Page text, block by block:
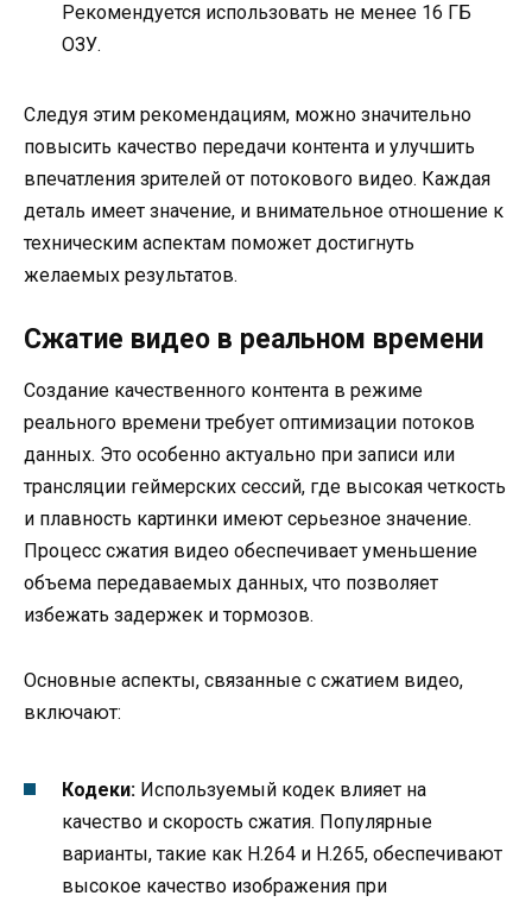
Рекомендуется использовать не менее 16 ГБ
ОЗУ.
Следуя этим рекомендациям, можно значительно
повысить качество передачи контента и улучшить
впечатления зрителей от потокового видео. Каждая
деталь имеет значение, и внимательное отношение к
техническим аспектам поможет достигнуть
желаемых результатов.
Сжатие видео в реальном времени
Создание качественного контента в режиме
реального времени требует оптимизации потоков
данных. Это особенно актуально при записи или
трансляции геймерских сессий, где высокая четкость
и плавность картинки имеют серьезное значение.
Процесс сжатия видео обеспечивает уменьшение
объема передаваемых данных, что позволяет
избежать задержек и тормозов.
Основные аспекты, связанные с сжатием видео,
включают:
Кодеки: Используемый кодек влияет на
качество и скорость сжатия. Популярные
варианты, такие как H.264 и H.265, обеспечивают
высокое качество изображения при